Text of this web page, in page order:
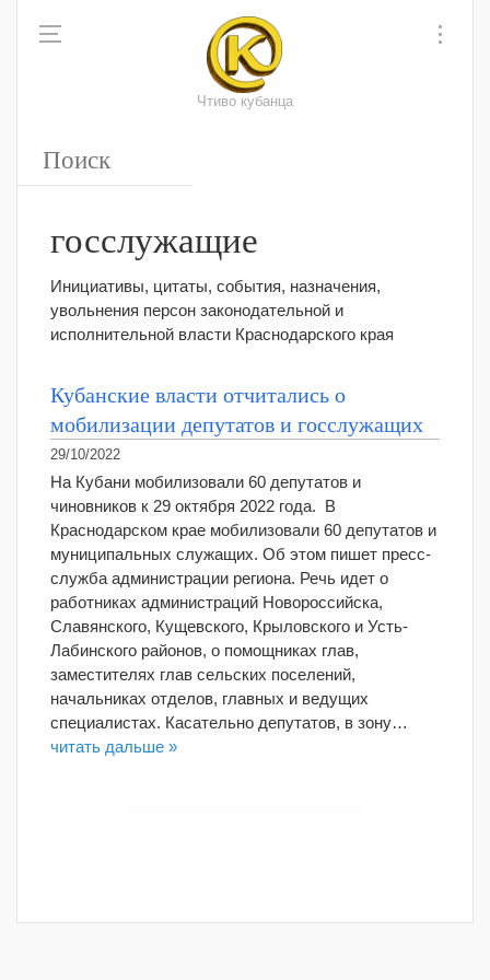
Чтиво кубанца
госслужащие
Инициативы, цитаты, события, назначения,
увольнения персон законодательной и
исполнительной власти Краснодарского края
Кубанские власти отчитались о
мобилизации депутатов и госслужащих
29/10/2022
На Кубани мобилизовали 60 депутатов и
чиновников к 29 октября 2022 года. В
Краснодарском крае мобилизовали 60 депутатов и
муниципальных служащих. Об этом пишет пресс-
служба администрации региона. Речь идет о
работниках администраций Новороссийска,
Славянского, Кущевского, Крыловского и Усть-
Лабинского районов, о помощниках глав,
заместителях глав сельских поселений,
начальниках отделов, главных и ведущих
специалистах. Касательно депутатов, в зону…
читать дальше »